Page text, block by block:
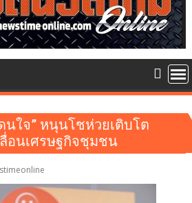
นใจ” หนุนโชห่วยเติบโต
อนเศรษฐกิจชุมชน